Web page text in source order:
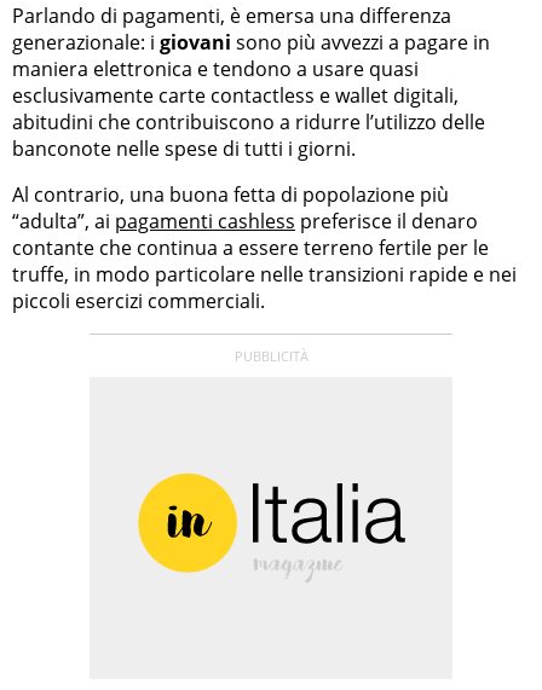
Parlando di pagamenti, è emersa una differenza
generazionale: i giovani sono più avvezzi a pagare in
maniera elettronica e tendono a usare quasi
esclusivamente carte contactless e wallet digitali,
abitudini che contribuiscono a ridurre l’utilizzo delle
banconote nelle spese di tutti i giorni.
Al contrario, una buona fetta di popolazione più
“adulta”, ai pagamenti cashless preferisce il denaro
contante che continua a essere terreno fertile per le
truffe, in modo particolare nelle transizioni rapide e nei
piccoli esercizi commerciali.